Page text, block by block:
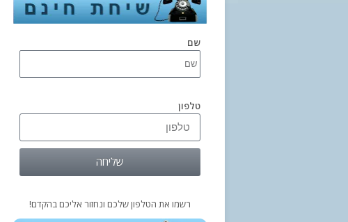
שם
טלפון
שליחה
רשמו את הטלפון שלכם ונחזור אליכם בהקדם!